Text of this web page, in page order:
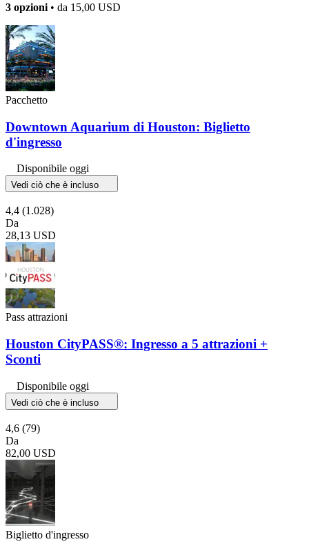
3 opzioni • da 15,00 USD
Pacchetto
Downtown Aquarium di Houston: Biglietto
d'ingresso
Disponibile oggi
Vedi ciò che è incluso
4,4 (1.028)
Da
28,13 USD
Pass attrazioni
Houston CityPASS®: Ingresso a 5 attrazioni +
Sconti
Disponibile oggi
Vedi ciò che è incluso
4,6 (79)
Da
82,00 USD
Biglietto d'ingresso